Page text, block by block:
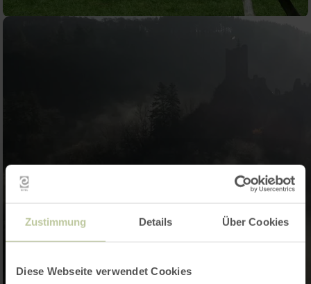
Zustimmung Details Über Cookies
Diese Webseite verwendet Cookies